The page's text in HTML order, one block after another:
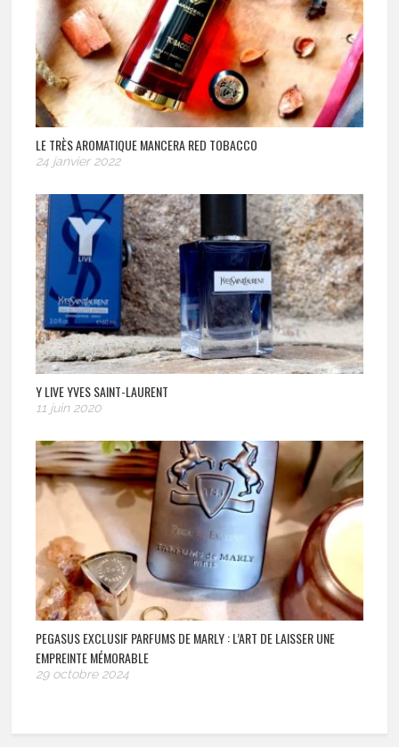
LE TRÈS AROMATIQUE MANCERA RED TOBACCO
24 janvier 2022
Y LIVE YVES SAINT-LAURENT
11 juin 2020
PEGASUS EXCLUSIF PARFUMS DE MARLY : L’ART DE LAISSER UNE
EMPREINTE MÉMORABLE
29 octobre 2024